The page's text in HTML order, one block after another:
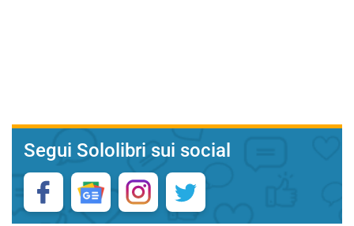
Segui Sololibri sui social